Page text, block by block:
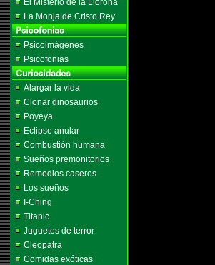
El Misterio de la Llorona
La Monja de Cristo Rey
Psicoimágenes
Psicofonias
Alargar la vida
Clonar dinosaurios
Poyeya
Eclipse anular
Combustión humana
Sueños premonitorios
Remedios caseros
Los sueños
I-Ching
Titanic
Juguetes de terror
Cleopatra
Comidas exóticas